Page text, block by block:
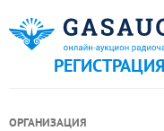
ОРГАНИЗАЦИЯ